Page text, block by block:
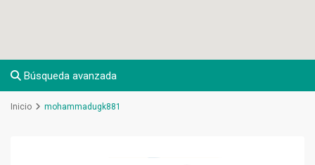
Búsqueda avanzada
Inicio mohammadugk881